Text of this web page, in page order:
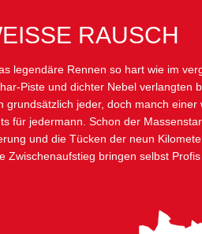
RAUSCH
legendäre Rennen so hart wie im
Piste und dichter Nebel verlangten
grundsätzlich jeder, doch manch
für jedermann. Schon der
und die Tücken der neun
Zwischenaufstieg bringen selbst